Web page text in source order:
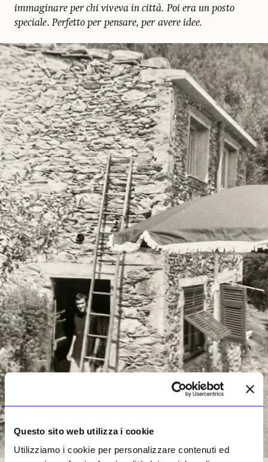
Questo sito web utilizza i cookie
Utilizziamo i cookie per personalizzare contenuti ed
immaginare per chi viveva in città. Poi era un posto
speciale. Perfetto per pensare, per avere idee.